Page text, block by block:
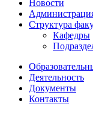
Новости
Структура
Кафедры
Деятельность
Документы
Контакты